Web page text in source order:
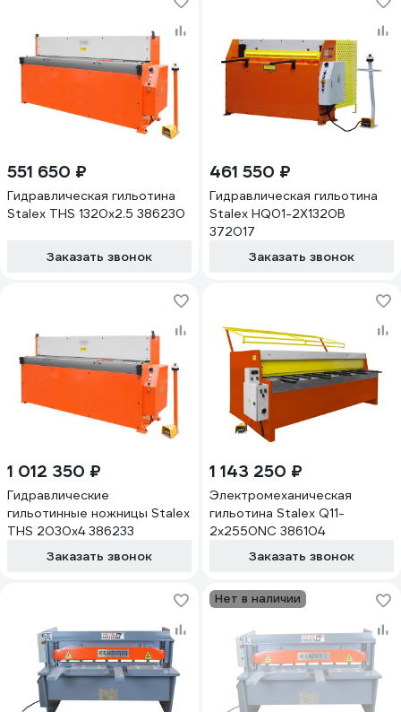
551 650 ₽
Гидравлическая гильотина
Stalex THS 1320x2.5 386230
Заказать звонок
461 550 ₽
Гидравлическая гильотина
Stalex HQ01-2X1320B
372017
Заказать звонок
1 012 350 ₽
Гидравлические
гильотинные ножницы Stalex
THS 2030x4 386233
Заказать звонок
1 143 250 ₽
Электромеханическая
гильотина Stalex Q11-
2x2550NC 386104
Заказать звонок
Нет в наличии